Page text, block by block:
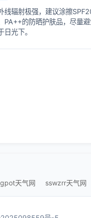
线辐射极强，建议涂擦
PA++的防晒护肤品，尽量
日光下。
天气网 sswzrr天气网